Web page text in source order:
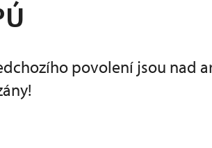
povolení jsou nad